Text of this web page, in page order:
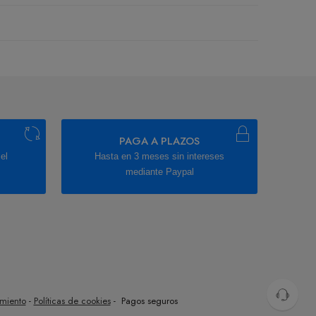
PAGA A PLAZOS
Hasta en 3 meses sin intereses
mediante Paypal
- Políticas de cookies- Pagos seguros